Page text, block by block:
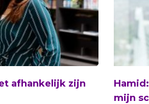
afhankelijk zijn
mijn